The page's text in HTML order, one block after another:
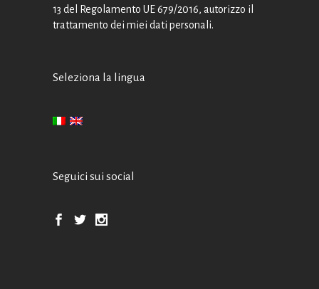
13 del Regolamento UE 679/2016, autorizzo il
trattamento dei miei dati personali.
Seleziona la lingua
Seguici sui social